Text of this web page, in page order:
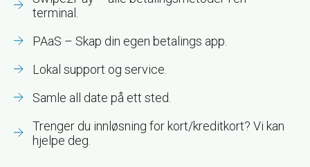
terminal.
PAaS – Skap din egen betalings app.
Lokal support og service.
Samle all date på ett sted.
Trenger du innløsning for kort/kreditkort? Vi kan
hjelpe deg.